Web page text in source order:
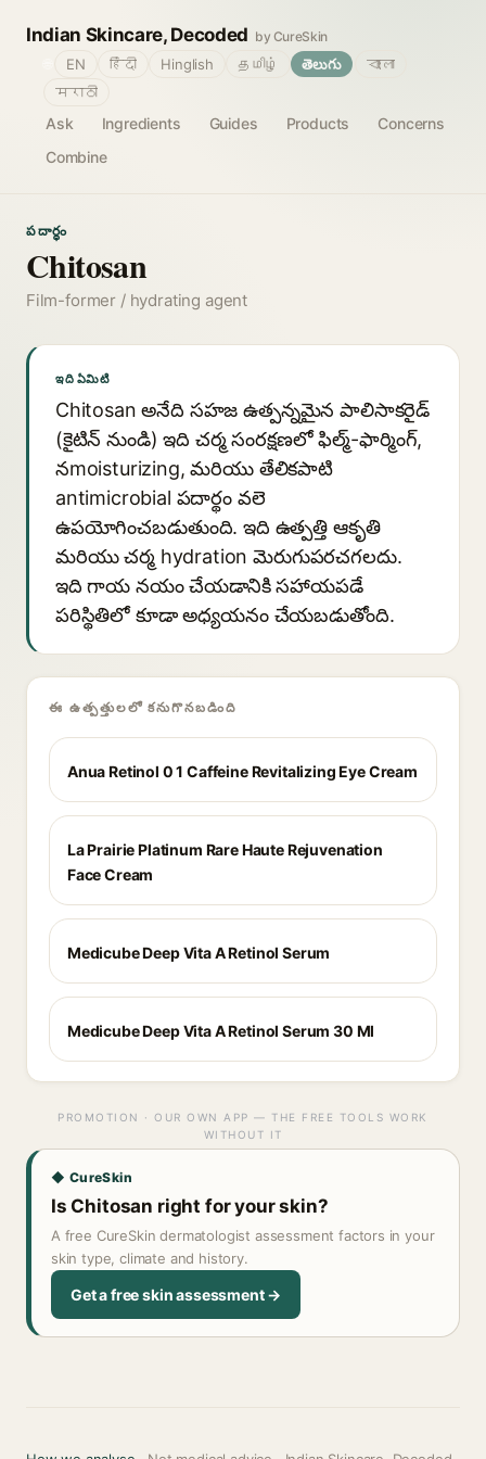
Indian Skincare, Decoded by CureSkin
Ask Ingredients Guides Products
Concerns
Combine
EN हिंदी Hinglish தமிழ் తెలుగు
বাংলা
मराठी
పదార్థం
Chitosan
Film-former / hydrating agent
ఇది ఏమిటి
Chitosan అనేది సహజ ఉత్పన్నమైన పాలిసాకరైడ్
(కైటిన్ నుండి) ఇది చర్మ సంరక్షణలో ఫిల్మ్-ఫార్మింగ్,
నmoisturizing, మరియు తేలికపాటి
antimicrobial పదార్థం వలె
ఉపయోగించబడుతుంది. ఇది ఉత్పత్తి ఆకృతి
మరియు చర్మ hydration మెరుగుపరచగలదు.
ఇది గాయ నయం చేయడానికి సహాయపడే
పరిస్థితిలో కూడా అధ్యయనం చేయబడుతోంది.
ఈ ఉత్పత్తులలో కనుగొనబడింది
Anua Retinol 0 1 Caffeine Revitalizing Eye Cream
La Prairie Platinum Rare Haute Rejuvenation
Face Cream
Medicube Deep Vita A Retinol Serum
Medicube Deep Vita A Retinol Serum 30 Ml
PROMOTION · OUR OWN APP — THE FREE TOOLS WORK
WITHOUT IT
◆ CureSkin
Is Chitosan right for your skin?
A free CureSkin dermatologist assessment factors in your
skin type, climate and history.
Get a free skin assessment →